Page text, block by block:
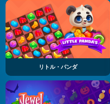
リトル・パンダ